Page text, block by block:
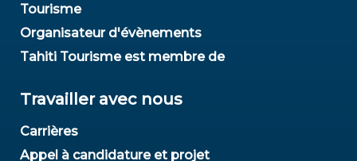
Tourisme
Organisateur d'évènements
Tahiti Tourisme est membre de
Travailler avec nous
Carrières
Appel à candidature et projet